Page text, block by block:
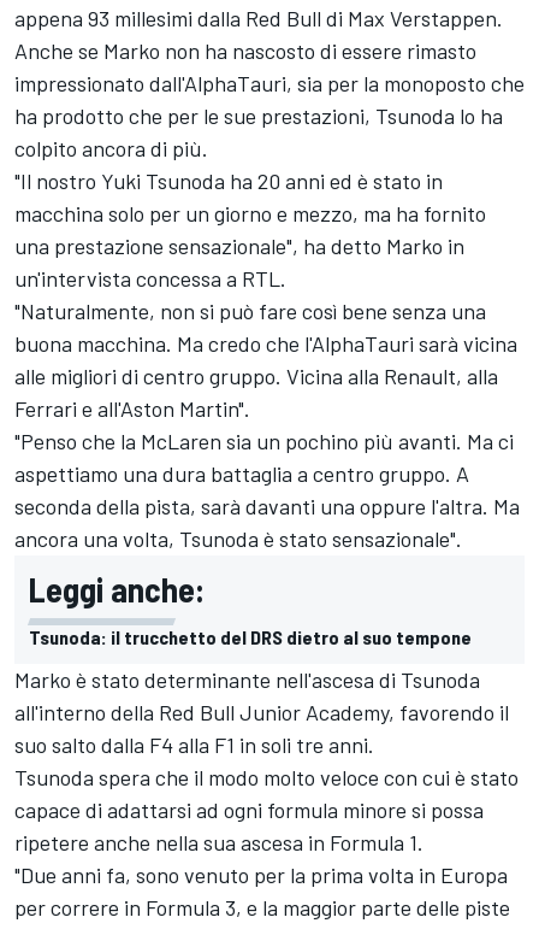
appena 93 millesimi dalla Red Bull di Max Verstappen.
Anche se Marko non ha nascosto di essere rimasto
impressionato dall'AlphaTauri, sia per la monoposto che
ha prodotto che per le sue prestazioni, Tsunoda lo ha
colpito ancora di più.
"Il nostro Yuki Tsunoda ha 20 anni ed è stato in
macchina solo per un giorno e mezzo, ma ha fornito
una prestazione sensazionale", ha detto Marko in
un'intervista concessa a RTL.
"Naturalmente, non si può fare così bene senza una
buona macchina. Ma credo che l'AlphaTauri sarà vicina
alle migliori di centro gruppo. Vicina alla Renault, alla
Ferrari e all'Aston Martin".
"Penso che la McLaren sia un pochino più avanti. Ma ci
aspettiamo una dura battaglia a centro gruppo. A
seconda della pista, sarà davanti una oppure l'altra. Ma
ancora una volta, Tsunoda è stato sensazionale".
Leggi anche:
Tsunoda: il trucchetto del DRS dietro al suo tempone
Marko è stato determinante nell'ascesa di Tsunoda
all'interno della Red Bull Junior Academy, favorendo il
suo salto dalla F4 alla F1 in soli tre anni.
Tsunoda spera che il modo molto veloce con cui è stato
capace di adattarsi ad ogni formula minore si possa
ripetere anche nella sua ascesa in Formula 1.
"Due anni fa, sono venuto per la prima volta in Europa
per correre in Formula 3, e la maggior parte delle piste